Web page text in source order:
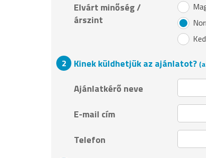
Elvárt minőség /
árszint
Kinek küldhetjük az ajánlatot?
Ajánlatkérő neve
E-mail cím
Telefon